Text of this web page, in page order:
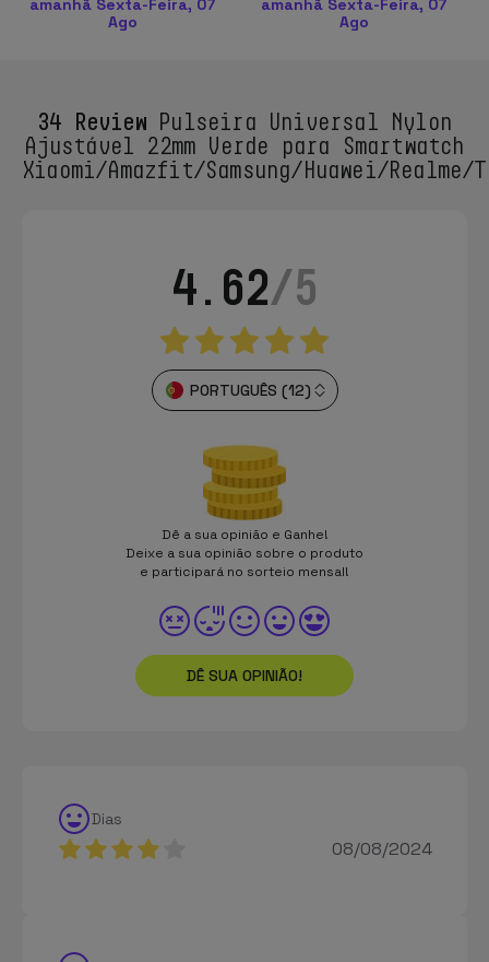
Ago
Ago
34 ReviewPulseira Universal Nylon
Ajustável 22mm Verde para Smartwatch
Xiaomi/Amazfit/Samsung/Huawei/Realme/
4.62/5
PORTUGUÊS (12)
Dê a sua opinião e Ganhe!
Deixe a sua opinião sobre o produto
e participará no sorteio mensal!
DÊ SUA OPINIÃO!
Dias
08/08/2024